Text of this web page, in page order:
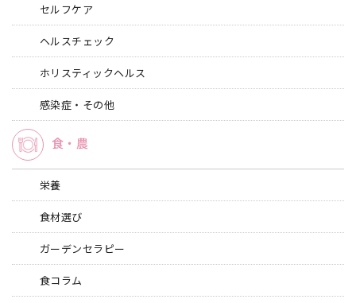
セルフケア
ヘルスチェック
ホリスティックヘルス
感染症・その他
食・農
栄養
食材選び
ガーデンセラピー
食コラム